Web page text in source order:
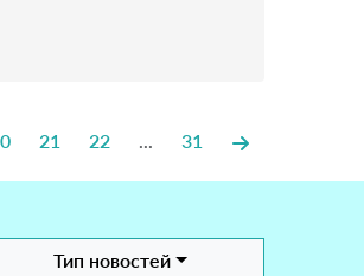
21 22 ... 31
Тип новостей